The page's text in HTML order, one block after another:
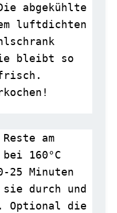
abgekühlte
luftdichten
bleibt so
am
160°C
25 Minuten
durch und
Optional die